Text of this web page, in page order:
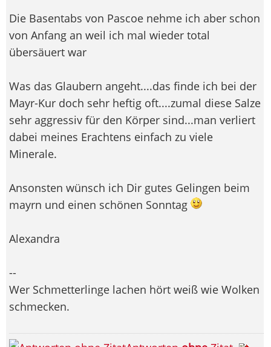
Die Basentabs von Pascoe nehme ich aber schon
von Anfang an weil ich mal wieder total
übersäuert war
Was das Glaubern angeht....das finde ich bei der
Mayr-Kur doch sehr heftig oft....zumal diese Salze
sehr aggressiv für den Körper sind...man verliert
dabei meines Erachtens einfach zu viele
Minerale.
Ansonsten wünsch ich Dir gutes Gelingen beim
mayrn und einen schönen Sonntag
Alexandra
--
Wer Schmetterlinge lachen hört weiß wie Wolken
schmecken.